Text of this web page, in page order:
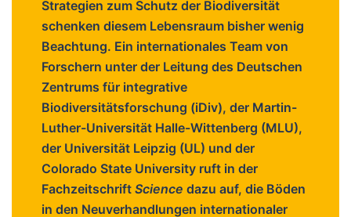
Strategien zum Schutz der Biodiversität
schenken diesem Lebensraum bisher wenig
Beachtung. Ein internationales Team von
Forschern unter der Leitung des Deutschen
Zentrums für integrative
Biodiversitätsforschung (iDiv), der Martin-
Luther-Universität Halle-Wittenberg (MLU),
der Universität Leipzig (UL) und der
Colorado State University ruft in der
Fachzeitschrift Science dazu auf, die Böden
in den Neuverhandlungen internationaler